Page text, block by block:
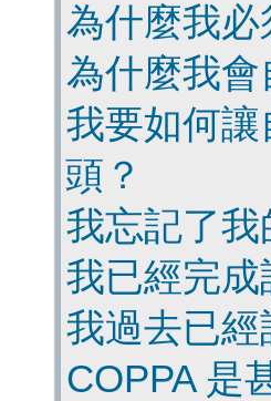
為什麼我必
為什麼我會
我要如何
頭？
我忘記了我
我已經完
我過去已
COPPA 是